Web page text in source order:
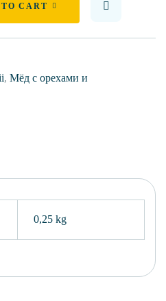
CART
, Мёд с орехами и
0,25 kg